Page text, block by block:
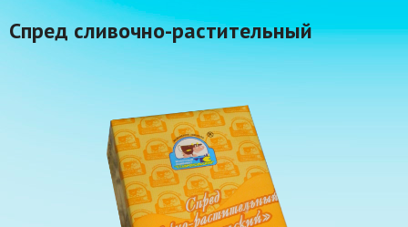
Спред сливочно-растительный